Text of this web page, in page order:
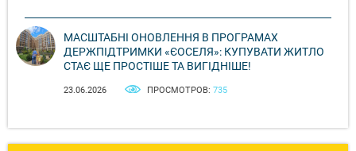
МАСШТАБНІ ОНОВЛЕННЯ В ПРОГРАМАХ
ДЕРЖПІДТРИМКИ «ЄОСЕЛЯ»: КУПУВАТИ ЖИТЛО
СТАЄ ЩЕ ПРОСТІШЕ ТА ВИГІДНІШЕ!
23.06.2026 ПРОСМОТРОВ: 735